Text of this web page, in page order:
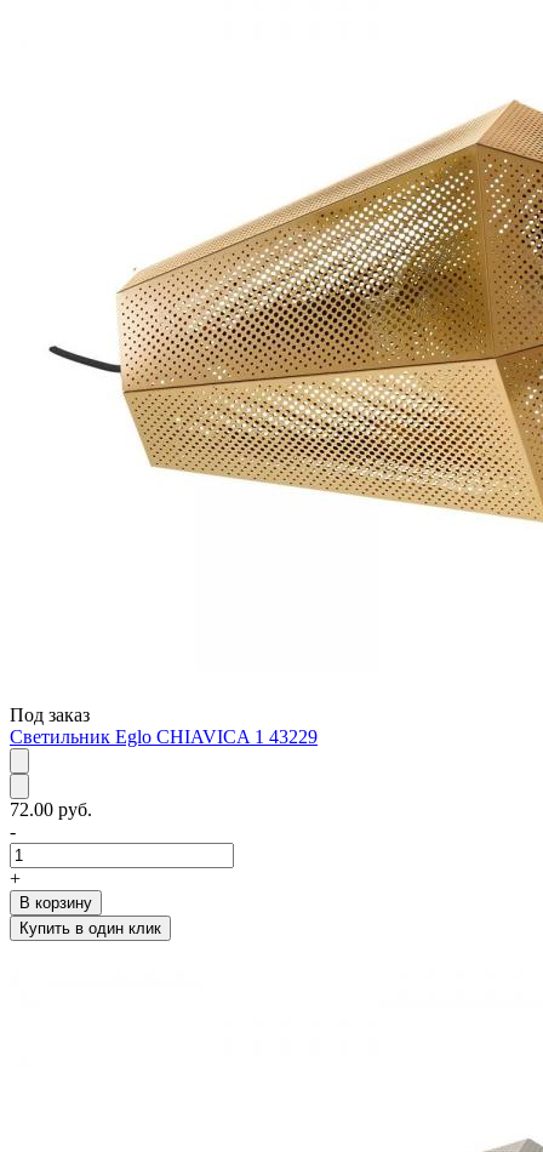
Под заказ
Светильник Eglo CHIAVICA 1 43229
72.00 руб.
-
+
В корзину
Купить в один клик